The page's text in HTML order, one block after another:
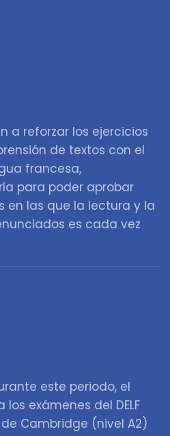
a reforzar los ejercicios
de textos con el
francesa,
para poder aprobar
en las que la lectura y la
es cada vez
este periodo, el
exámenes del DELF
de Cambridge (nivel A2)